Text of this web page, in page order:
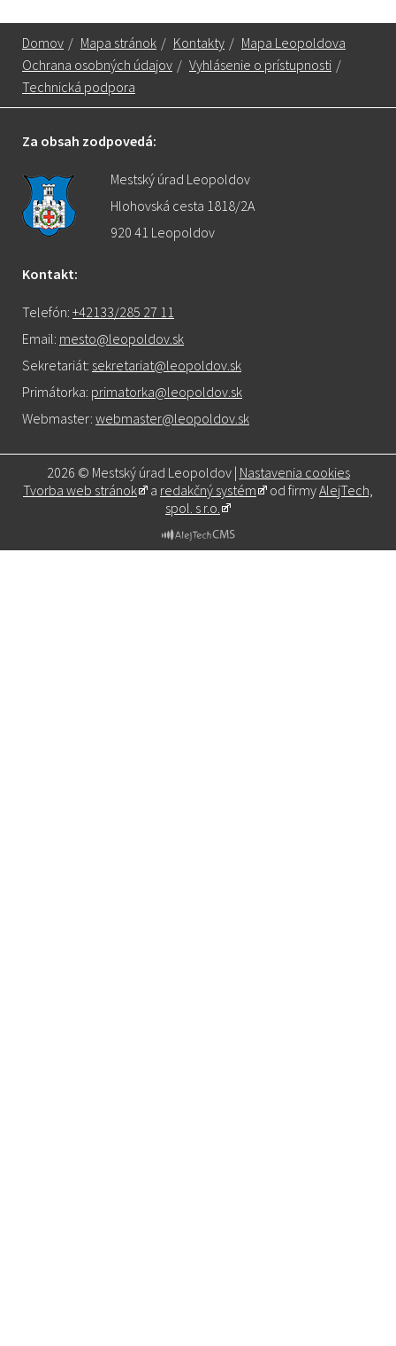
Domov / Mapa stránok / Kontakty / Mapa Leopoldova
Ochrana osobných údajov / Vyhlásenie o prístupnosti /
Technická podpora
Za obsah zodpovedá:
Mestský úrad Leopoldov
Hlohovská cesta 1818/2A
920 41 Leopoldov
Kontakt:
Telefón: +42133/285 27 11
Email: mesto@leopoldov.sk
Sekretariát: sekretariat@leopoldov.sk
Primátorka: primatorka@leopoldov.sk
Webmaster: webmaster@leopoldov.sk
2026 © Mestský úrad Leopoldov | Nastavenia cookies
Tvorba web stránok
a redakčný systém od firmyAlejTech,
spol. s r.o.